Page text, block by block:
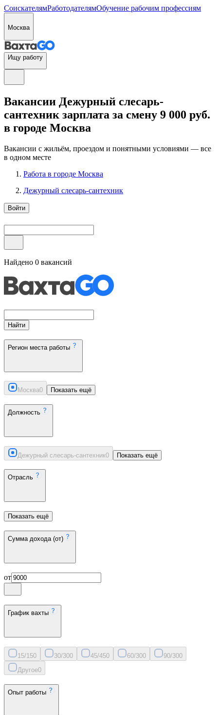
СоискателямРаботодателямОбучение рабочим профессиям
Москва
Ищу работу
Вакансии Дежурный слесарь-
сантехник зарплата за смену 9 000 руб.
в городе Москва
Вакансии с жильём, проездом и понятными условиями — все
в одном месте
Работа в городе Москва
Дежурный слесарь-сантехник
Войти
Найдено 0 вакансий
Найти
Регион места работы
Москва0 Показать ещё
Должность
Дежурный слесарь-сантехник0 Показать ещё
Отрасль
Показать ещё
Сумма дохода (от)
от
График вахты
15/150 30/300 45/450 60/300 90/300
Другое0
Опыт работы